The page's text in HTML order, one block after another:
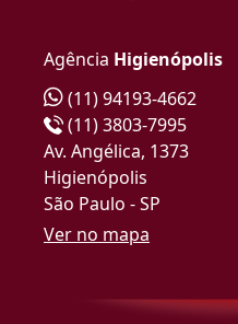
Agência Higienópolis
(11) 94193-4662
(11) 3803-7995
Av. Angélica, 1373
Higienópolis
São Paulo - SP
Ver no mapa